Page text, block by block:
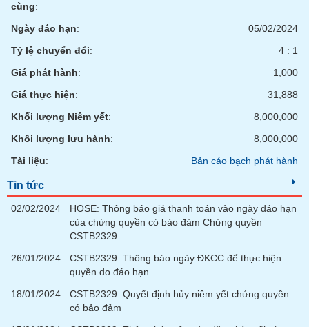
cùng:
Ngày đáo hạn:
05/02/2024
Tỷ lệ chuyển đổi:
4 : 1
Giá phát hành:
1,000
Giá thực hiện:
31,888
Khối lượng Niêm yết:
8,000,000
Khối lượng lưu hành:
8,000,000
Tài liệu: Bản cáo bạch phát hành
Tin tức
02/02/2024
HOSE: Thông báo giá thanh toán vào ngày đáo hạn
của chứng quyền có bảo đảm Chứng quyền
CSTB2329
26/01/2024
CSTB2329: Thông báo ngày ĐKCC để thực hiện
quyền do đáo hạn
18/01/2024
CSTB2329: Quyết định hủy niêm yết chứng quyền
có bảo đảm